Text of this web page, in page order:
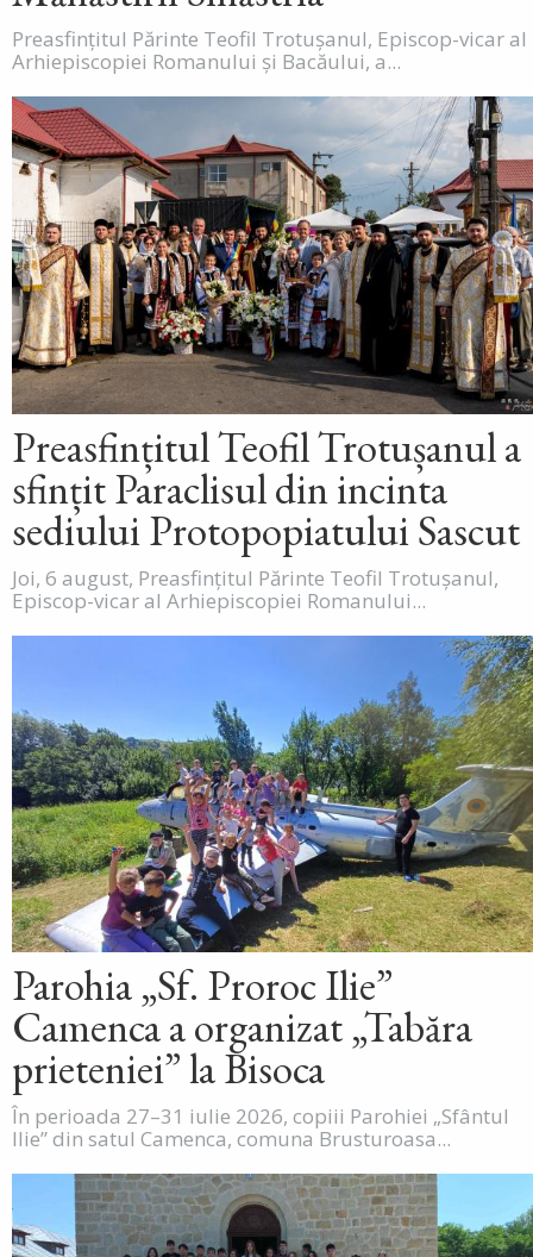
Preasfințitul Părinte Teofil Trotușanul, Episcop-vicar al
Arhiepiscopiei Romanului și Bacăului, a...
Preasfințitul Teofil Trotușanul a
sfințit Paraclisul din incinta
sediului Protopopiatului Sascut
Joi, 6 august, Preasfințitul Părinte Teofil Trotușanul,
Episcop-vicar al Arhiepiscopiei Romanului...
Parohia „Sf. Proroc Ilie”
Camenca a organizat „Tabăra
prieteniei” la Bisoca
În perioada 27–31 iulie 2026, copiii Parohiei „Sfântul
Ilie” din satul Camenca, comuna Brusturoasa...